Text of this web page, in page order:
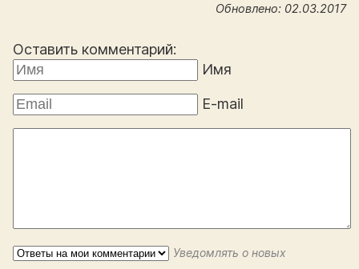
Обновлено: 02.03.2017
Оставить комментарий:
Имя
E-mail
Уведомлять о новых